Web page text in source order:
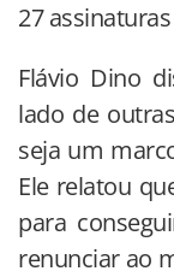
27
Flávio Dino
lado de
seja um
Ele relatou
para
renunciar ao